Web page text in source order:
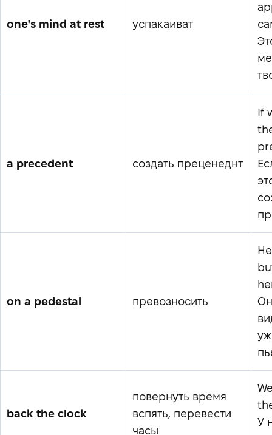
one's mind at rest успакаиват
a precedent создать преценеднт
If
on a pedestal превозносить
back the clock
повернуть время
вспять, перевести
часы
У